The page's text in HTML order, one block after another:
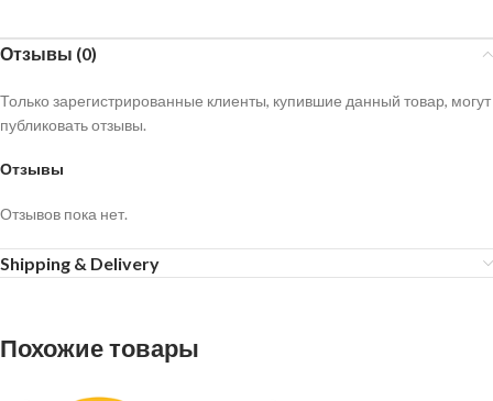
Отзывы (0)
Отзывы
Отзывов пока нет.
Только зарегистрированные клиенты, купившие данный товар, могут
публиковать отзывы.
Shipping & Delivery
Похожие товары